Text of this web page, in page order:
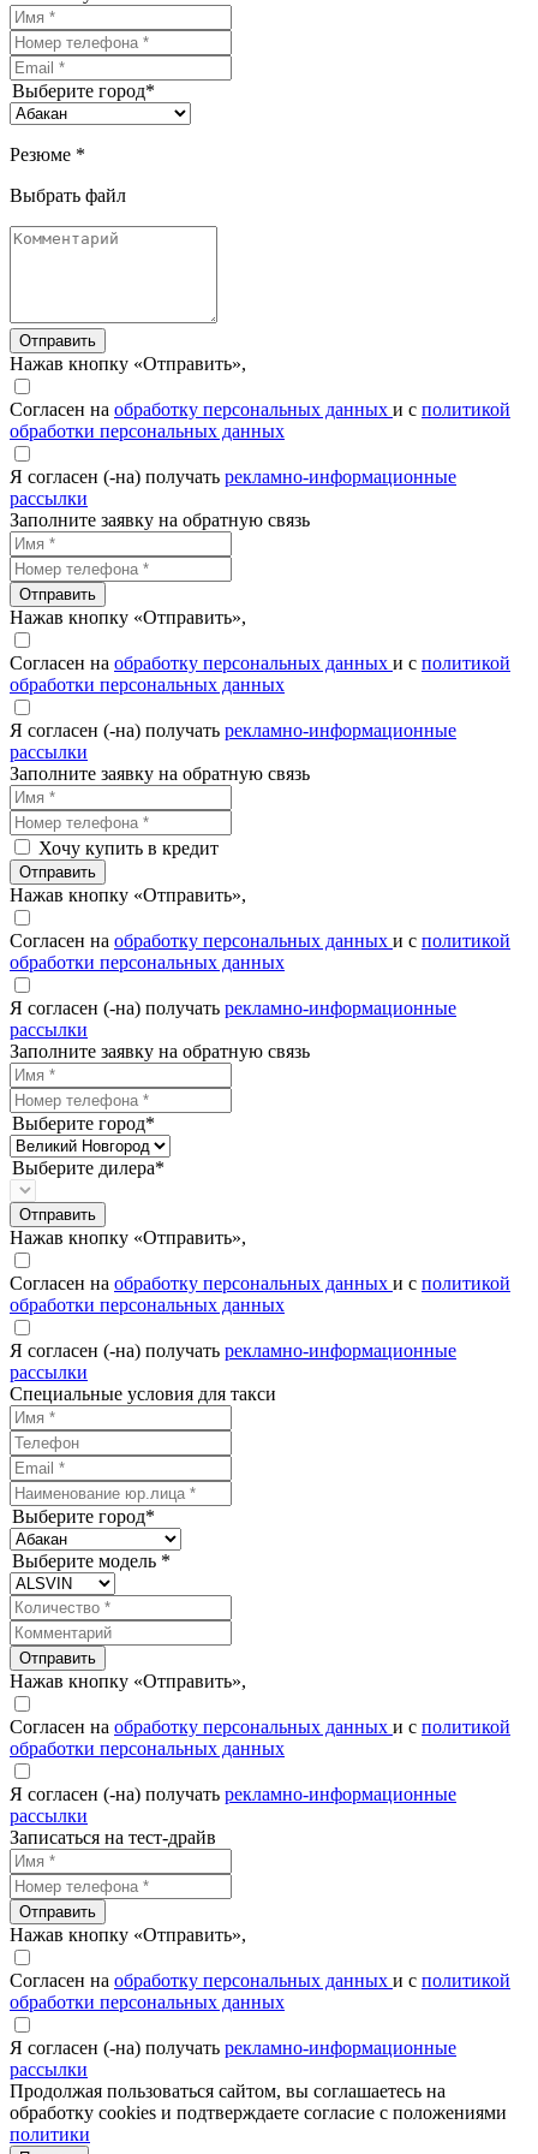
Выберите город*
Резюме *
Выбрать файл
Отправить
Нажав кнопку «Отправить»,
Согласен на обработку персональных данных и с политикой
обработки персональных данных
Я согласен (-на) получать рекламно-информационные
рассылки
Заполните заявку на обратную связь
Отправить
Нажав кнопку «Отправить»,
Согласен на обработку персональных данных и с политикой
обработки персональных данных
Я согласен (-на) получать рекламно-информационные
рассылки
Заполните заявку на обратную связь
Хочу купить в кредит
Отправить
Нажав кнопку «Отправить»,
Согласен на обработку персональных данных и с политикой
обработки персональных данных
Я согласен (-на) получать рекламно-информационные
рассылки
Заполните заявку на обратную связь
Выберите город*
Выберите дилера*
Отправить
Нажав кнопку «Отправить»,
Согласен на обработку персональных данных и с политикой
обработки персональных данных
Я согласен (-на) получать рекламно-информационные
рассылки
Специальные условия для такси
Выберите город*
Выберите модель *
Отправить
Нажав кнопку «Отправить»,
Согласен на обработку персональных данных и с политикой
обработки персональных данных
Я согласен (-на) получать рекламно-информационные
рассылки
Записаться на тест-драйв
Отправить
Нажав кнопку «Отправить»,
Согласен на обработку персональных данных и с политикой
обработки персональных данных
Я согласен (-на) получать рекламно-информационные
рассылки
Продолжая пользоваться сайтом, вы соглашаетесь на
обработку cookies и подтверждаете согласие с положениями
политики